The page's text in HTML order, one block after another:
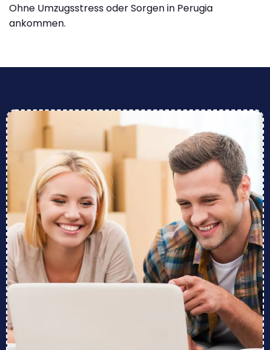
Ohne Umzugsstress oder Sorgen in Perugia
ankommen.